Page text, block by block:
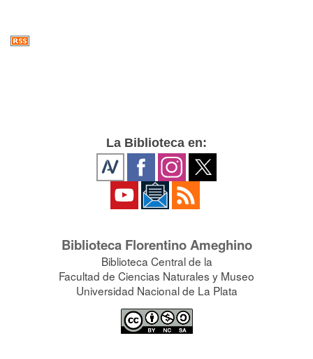
La Biblioteca en:
Biblioteca Florentino Ameghino
Biblioteca Central de la
Facultad de Ciencias Naturales y Museo
Universidad Nacional de La Plata